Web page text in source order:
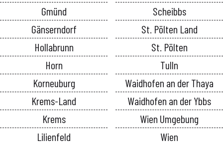
Gmünd
Gänserndorf
Hollabrunn
Horn
Korneuburg
Krems-Land
Krems
Lilienfeld
Scheibbs
St. Pölten Land
St. Pölten
Tulln
Waidhofen an der Thaya
Waidhofen an der Ybbs
Wien Umgebung
Wien